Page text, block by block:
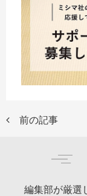
前の記事
編集部が厳選